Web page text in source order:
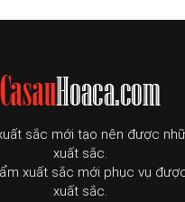
sắc mới tạo nên được
xuất sắc.
xuất sắc mới phục vụ
xuất sắc.